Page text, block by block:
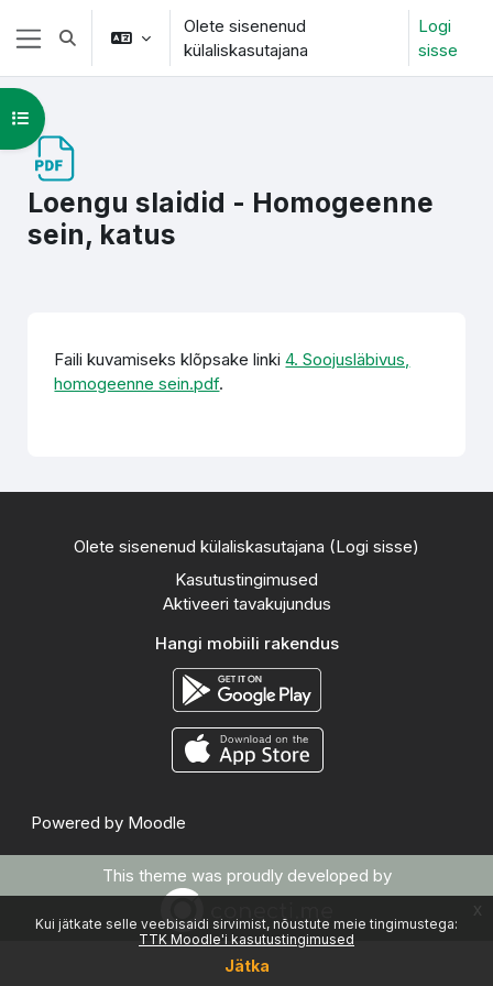
Jäta vahele peasisuni
Kui jätkate selle veebisaidi sirvimist, nõustute meie tingimustega:
TTK Moodle'i kasutustingimused
Jätka
x
Küljepaneel
Lülitab otsingu sisendi
Olete sisenenud
külaliskasutajana
Logi
sisse
Loengu slaidid - Homogeenne
sein, katus
Ava kursuse sisukord
Faili kuvamiseks klõpsake linki4. Soojusläbivus,
homogeenne sein.pdf.
Olete sisenenud külaliskasutajana (Logi sisse)
Kasutustingimused
Aktiveeri tavakujundus
Hangi mobiili rakendus
Powered by Moodle
This theme was proudly developed by